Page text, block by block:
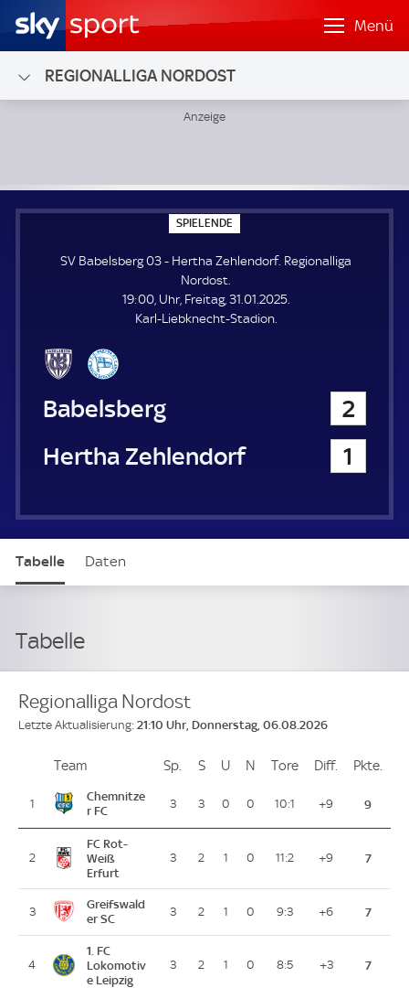
Menü
REGIONALLIGA NORDOST
SPIELENDE
P
E
N
D
E
SV Babelsberg 03 - Hertha Zehlendorf. Regionalliga
Nordost.
19:00, Uhr, Freitag, 31.01.2025.
Karl-Liebknecht-Stadion.
SV Babelsberg 03
2
Hertha Zehlendorf
1
Tabelle Daten
Tabelle
Regionalliga Nordost
Letzte Aktualisierung: 21:10 Uhr, Donnerstag, 06.08.2026
PlatzTeam Sp. Spiele
SSiege
U Unentschieden
N Niederlagen
Tore ToreDiff. Differenz
Pkte.
1
Chemnitze
r FC
3 3 0 0 10:1 +9 9
2
FC Rot-
Weiß
Erfurt
3 2 1 0 11:2 +9 7
3
Greifswald
er SC
3 2 1 0 9:3 +6 7
4
1. FC
Lokomotiv
e Leipzig
3 2 1 0 8:5 +3 7